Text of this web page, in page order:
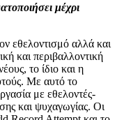
μέχρι
εθελοντισμό αλλά και
και περιβαλλοντική
το ίδιο και η
Με αυτό το
με εθελοντές-
και ψυχαγωγίας. Οι